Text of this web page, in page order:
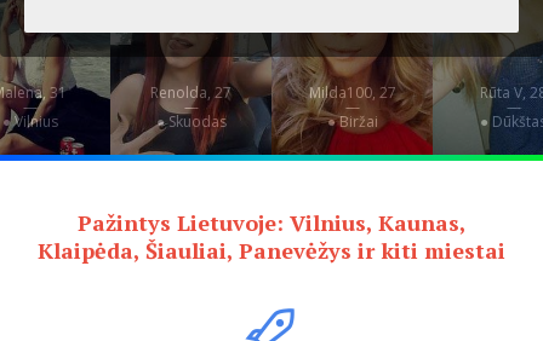
31
—
● Vilnius
Renolda, 27
—
● Skuodas
Milda100, 27
—
● Biržai
Rūta V,
—
●
Pažintys Lietuvoje: Vilnius, Kaunas,
Klaipėda, Šiauliai, Panevėžys ir kiti miestai